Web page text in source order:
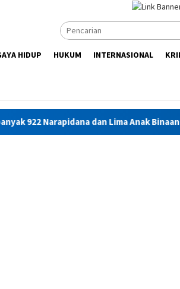
HIDUP HUKUM INTERNASIONAL
dan Lima Anak Binaan di Maluku